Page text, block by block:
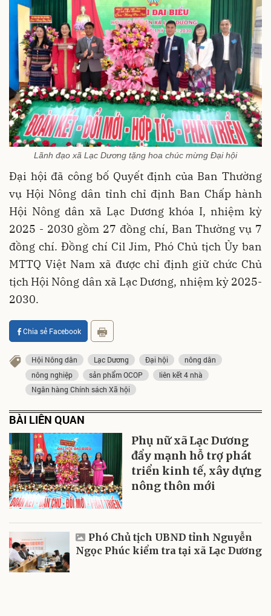
Lãnh đạo xã Lạc Dương tặng hoa chúc mừng Đại hội
Đại hội đã công bố Quyết định của Ban Thường
vụ Hội Nông dân tỉnh chỉ định Ban Chấp hành
Hội Nông dân xã Lạc Dương khóa I, nhiệm kỳ
2025 - 2030 gồm 27 đồng chí, Ban Thường vụ 7
đồng chí. Đồng chí Cil Jim, Phó Chủ tịch Ủy ban
MTTQ Việt Nam xã được chỉ định giữ chức Chủ
tịch Hội Nông dân xã Lạc Dương, nhiệm kỳ 2025-
2030.
Chia sẻ Facebook
Hội Nông dân Lạc Dương Đại hội
nông dân
nông nghiệp
sản phẩm OCOP
liên kết 4 nhà
Ngân hàng Chính sách Xã hội
BÀI LIÊN QUAN
Phụ nữ xã Lạc Dương
đẩy mạnh hỗ trợ phát
triển kinh tế, xây dựng
nông thôn mới
Phó Chủ tịch UBND tỉnh Nguyễn
Ngọc Phúc kiểm tra tại xã Lạc Dương